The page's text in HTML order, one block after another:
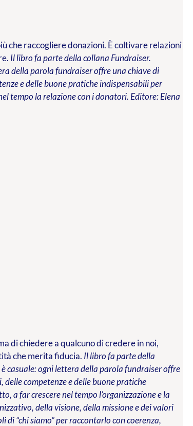
che raccogliere donazioni. È coltivare relazioni
Il libro fa parte della collana Fundraiser.
della parola fundraiser offre una chiave di
e delle buone pratiche indispensabili per
tempo la relazione con i donatori. Editore: Elena
di chiedere a qualcuno di credere in noi,
che merita fiducia. Il libro fa parte della
casuale: ogni lettera della parola fundraiser offre
delle competenze e delle buone pratiche
a far crescere nel tempo l’organizzazione e la
della visione, della missione e dei valori
di “chi siamo” per raccontarlo con coerenza,